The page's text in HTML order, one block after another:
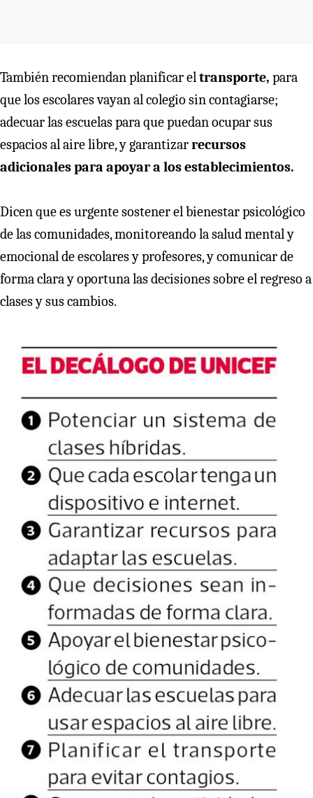
También recomiendan planificar eltransporte, para
que los escolares vayan al colegio sin contagiarse;
adecuar las escuelas para que puedan ocupar sus
espacios al aire libre, y garantizarrecursos
adicionales para apoyar a los establecimientos.
Dicen que es urgente sostener el bienestar psicológico
de las comunidades, monitoreando la salud mental y
emocional de escolares y profesores, y comunicar de
forma clara y oportuna las decisiones sobre el regreso a
clases y sus cambios.